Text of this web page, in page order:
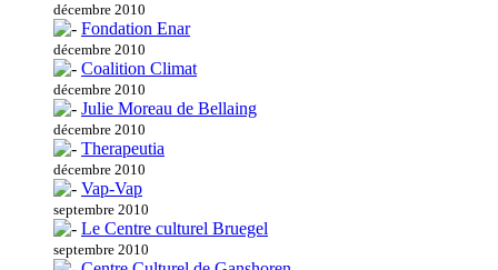
décembre 2010
Fondation Enar
décembre 2010
Coalition Climat
décembre 2010
Julie Moreau de Bellaing
décembre 2010
Therapeutia
décembre 2010
Vap-Vap
septembre 2010
Le Centre culturel Bruegel
septembre 2010